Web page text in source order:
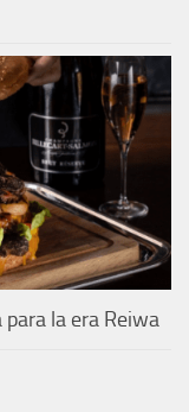
la era Reiwa